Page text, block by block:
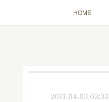
HOME
2017.04.03 03:33